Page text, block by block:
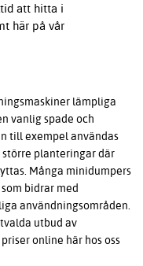
att hitta i
här på vår
lämpliga
vanlig spade och
till exempel användas
planteringar där
Många minidumpers
bidrar med
användningsområden.
utbud av
online här hos oss